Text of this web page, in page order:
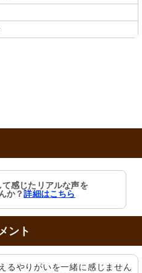
感じたリアルな声を
か？詳細はこちら
ント
るやりがいを一緒に感じません